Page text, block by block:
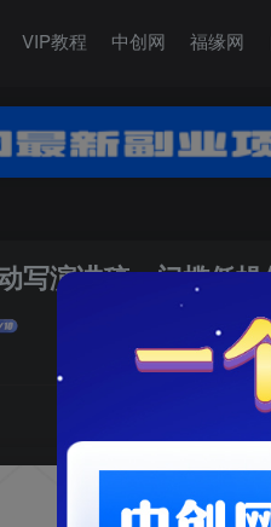
VIP教程 中创网 福缘网
写演讲稿，门槛低